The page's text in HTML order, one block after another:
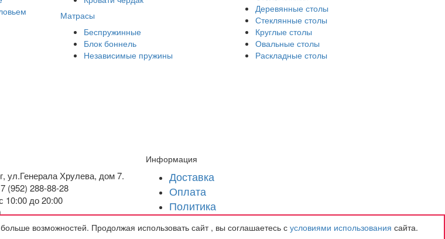
Матрасы
Беспружинные
Блок боннель
Независимые пружины
Деревянные столы
Стеклянные столы
Круглые столы
Овальные столы
Раскладные столы
, ул.Генерала Хрулева, дом 7.
(952) 288-88-28
10:00 до 20:00
Информация
Доставка
Оплата
Политика
конфиденциальности
Гарантия
возможностей. Продолжая использовать сайт , вы соглашаетесь с условиями использования сайта.